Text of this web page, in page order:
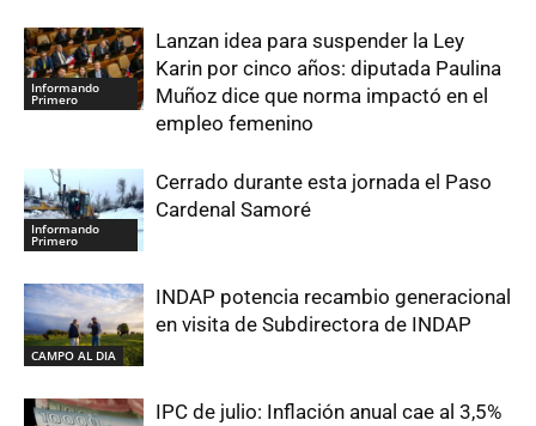
Informando
Primero
Lanzan idea para suspender la Ley
Karin por cinco años: diputada Paulina
Muñoz dice que norma impactó en el
empleo femenino
Informando
Primero
Cerrado durante esta jornada el Paso
Cardenal Samoré
CAMPO AL DIA
INDAP potencia recambio generacional
en visita de Subdirectora de INDAP
IPC de julio: Inflación anual cae al 3,5%